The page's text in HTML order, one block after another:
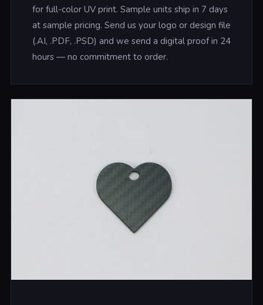
for full-color UV print. Sample units ship in 7 days
at sample pricing. Send us your logo or design file
(.AI, .PDF, .PSD) and we send a digital proof in 24
hours — no commitment to order.